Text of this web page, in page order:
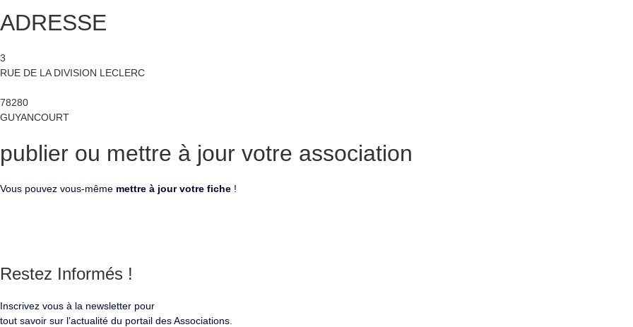
ADRESSE
3
RUE DE LA DIVISION LECLERC
78280
GUYANCOURT
publier ou mettre à jour votre association
Vous pouvez vous-même mettre à jour votre fiche !
Restez Informés !
Inscrivez vous à la newsletter pour
tout savoir sur l’actualité du portail des Associations.